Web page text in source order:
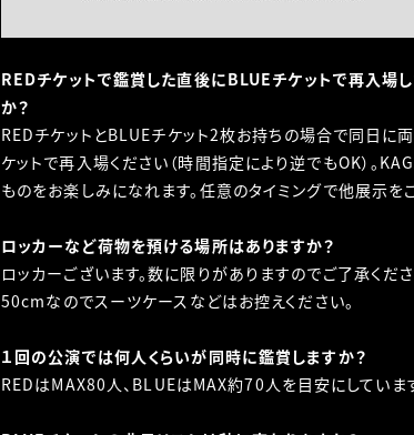
REDチケットで鑑賞した直後にBLUEチケットで再入場
か？
REDチケットとBLUEチケット2枚お持ちの場合で同日に
ケットで再入場ください（時間指定により逆でもOK）。
ものをお楽しみになれます。任意のタイミングで他展示を
ロッカーなど荷物を預ける場所はありますか？
ロッカーございます。数に限りがありますのでご了承
50cmなのでスーツケースなどはお控えください。
１回の公演では何人くらいが同時に鑑賞しますか？
REDはMAX80人、BLUEはMAX約70人を目安にしていま